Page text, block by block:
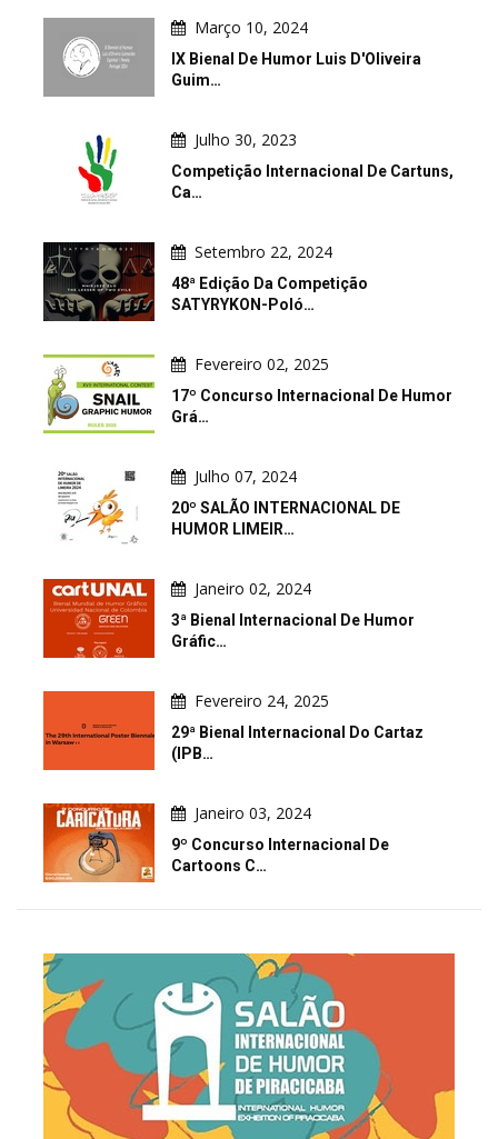
Março 10, 2024
IX Bienal De Humor Luis D'Oliveira
Guim…
Julho 30, 2023
Competição Internacional De Cartuns,
Ca…
Setembro 22, 2024
48ª Edição Da Competição
SATYRYKON-Poló…
Fevereiro 02, 2025
17º Concurso Internacional De Humor
Grá…
Julho 07, 2024
20º SALÃO INTERNACIONAL DE
HUMOR LIMEIR…
Janeiro 02, 2024
3ª Bienal Internacional De Humor
Gráfic…
Fevereiro 24, 2025
29ª Bienal Internacional Do Cartaz
(IPB…
Janeiro 03, 2024
9º Concurso Internacional De
Cartoons C…